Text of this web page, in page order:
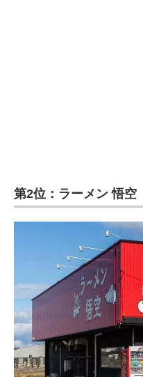
第2位：ラーメン 悟空